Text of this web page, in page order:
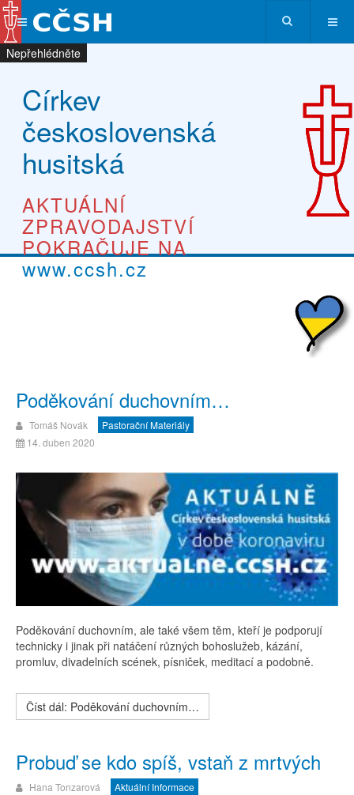
Církev
československá
husitská
AKTUÁLNÍ
ZPRAVODAJSTVÍ
POKRAČUJE NA
www.ccsh.cz
Poděkování duchovním…
Tomáš Novák
Pastorační Materiály
14. duben 2020
Poděkování duchovním, ale také všem těm, kteří je podporují
technicky i jinak při natáčení různých bohoslužeb, kázání,
promluv, divadelních scének, písniček, meditací a podobně.
Číst dál: Poděkování duchovním…
Probuď se kdo spíš, vstaň z mrtvých
Hana Tonzarová
Aktuální Informace
Nepřehlédněte
Nepřehlédněte
Nepřehlédněte
Nepřehlédněte